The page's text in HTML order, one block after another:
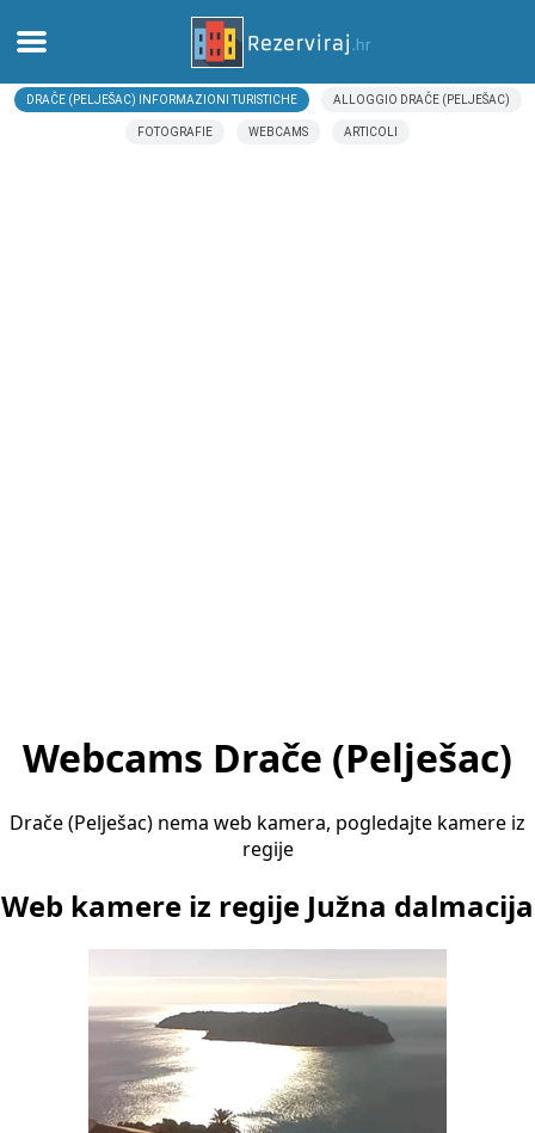
Casa
DRAČE (PELJEŠAC) INFORMAZIONI TURISTICHE ALLOGGIO DRAČE (PELJEŠAC)
FOTOGRAFIE WEBCAMS ARTICOLI
Webcams Drače (Pelješac)
Drače (Pelješac) nema web kamera, pogledajte kamere iz
regije
Web kamere iz regije Južna dalmacija